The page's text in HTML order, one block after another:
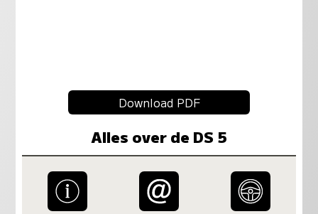
Download PDF
Alles over de DS 5